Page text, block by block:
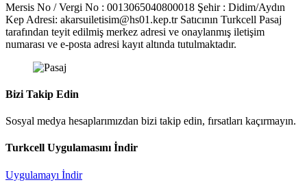
Mersis No / Vergi No : 0013065040800018 Şehir : Didim/Aydın
Kep Adresi: akarsuiletisim@hs01.kep.tr Satıcının Turkcell Pasaj
tarafından teyit edilmiş merkez adresi ve onaylanmış iletişim
numarası ve e-posta adresi kayıt altında tutulmaktadır.
Bizi Takip Edin
Sosyal medya hesaplarımızdan bizi takip edin, fırsatları kaçırmayın.
Turkcell Uygulamasını İndir
Uygulamayı İndir